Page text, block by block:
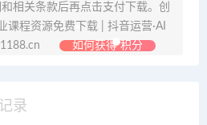
相关条款后再点击支付下载。创
课程资源免费下载 | 抖音运营·AI
如何获得 积分
录